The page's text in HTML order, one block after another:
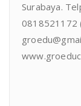
Surabaya.
0818521172